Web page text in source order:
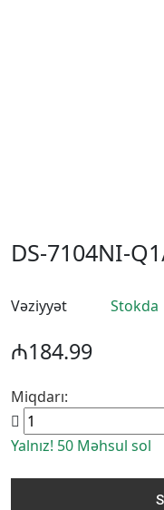
DS-7104NI-
Vəziyyət Stokda
₼184.99
Miqdarı:
Yalnız! 50 Məhsul sol